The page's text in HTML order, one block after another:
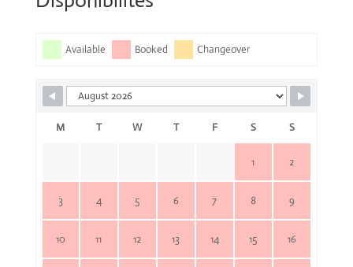
Available Booked Changeover
M T W T F S S
1 2
3 4 5 6 7 8 9
10 11 12 13 14 15 16